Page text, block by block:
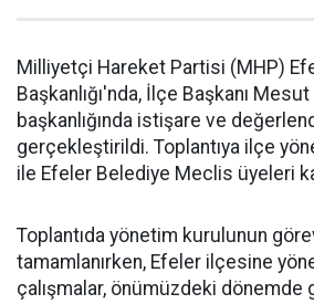
Milliyetçi Hareket Partisi (MHP)
Başkanlığı'nda, İlçe Başkanı
başkanlığında istişare ve
gerçekleştirildi. Toplantıya ilçe
ile Efeler Belediye Meclis üyeleri
Toplantıda yönetim kurulunun görev
tamamlanırken, Efeler ilçesine
çalışmalar, önümüzdeki